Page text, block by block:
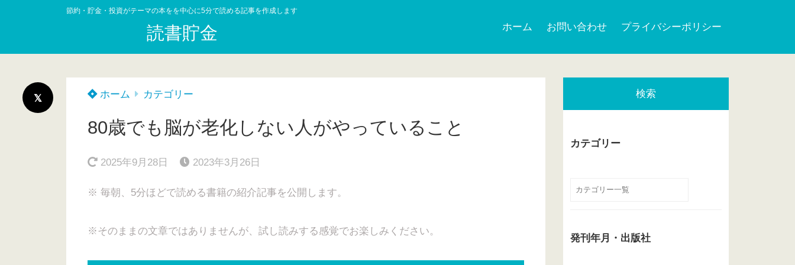
節約・貯金・投資がテーマの本をを中心に5分で読める記事を作成します
読書貯金 ホーム お問い合わせ プライバシーポリシー
ホーム カテゴリー
80歳でも脳が老化しない人がやっていること
2025年9月28日 2023年3月26日
※ 毎朝、5分ほどで読める書籍の紹介記事を公開します。
※そのままの文章ではありませんが、試し読みする感覚でお楽しみください。
検索
カテゴリー
発刊年月・出版社